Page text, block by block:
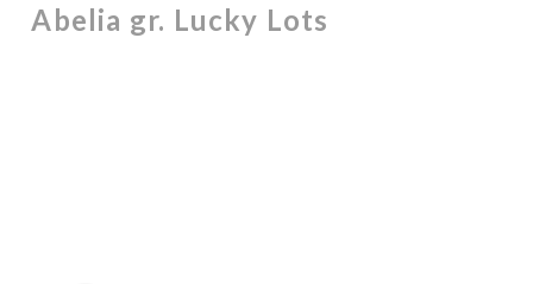
Abelia gr. Lucky Lots